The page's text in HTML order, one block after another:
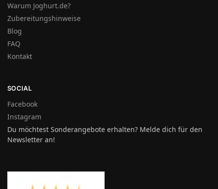
Warum Joghurt.de?
Zubereitungshinweise
Blog
FAQ
Kontakt
SOCIAL
Facebook
Instagram
Du möchtest Sonderangebote erhalten? Melde dich für den
Newsletter an!